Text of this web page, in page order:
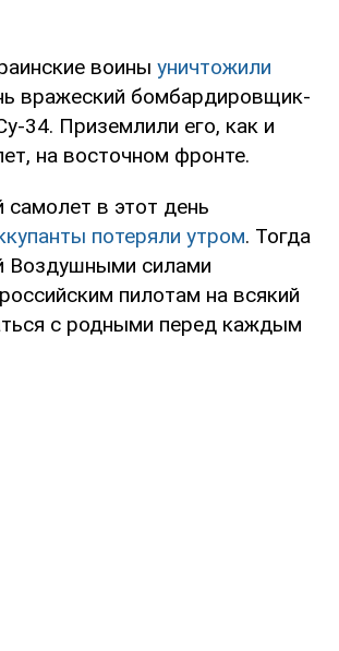
воины уничтожили
вражеский бомбардировщик-
34. Приземлили его, как и
на восточном фронте.
в этот день
потеряли утром. Тогда
Воздушными силами
пилотам на всякий
с родными перед каждым